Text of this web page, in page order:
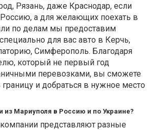
Рязань, даже Краснодар, если
Россию, а для желающих поехать в
по делам мы предоставим
для вас авто в Керчь,
Симферополь. Благодаря
который не первый год
перевозками, вы сможете
и добраться в нужное место
из Мариуполя в Россию и по Украине?
представляют разные